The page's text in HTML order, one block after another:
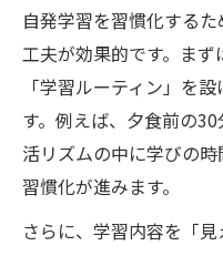
自発学習を習慣化する
工夫が効果的です。ま
「学習ルーティン」を
す。例えば、夕食前の
活リズムの中に学びの
習慣化が進みます。
さらに、学習内容を「